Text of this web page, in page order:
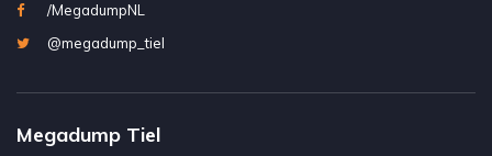
/MegadumpNL
@megadump_tiel
Megadump Tiel